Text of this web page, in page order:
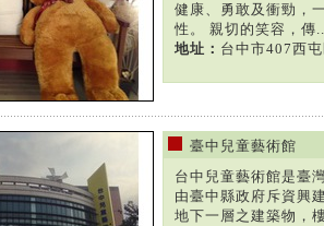
健康、勇敢及衝勁，
性。 親切的笑容，傳
地址： 台中市407西
臺中兒童藝術館
台中兒童藝術館是臺
由臺中縣政府斥資興
地下一層之建築物，